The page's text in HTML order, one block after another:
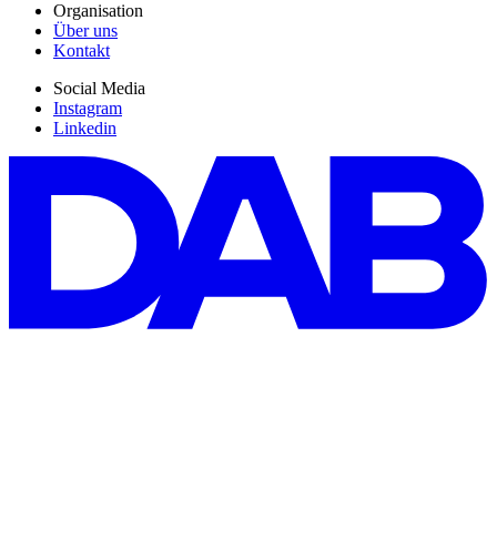
Organisation
Über uns
Kontakt
Social Media
Instagram
Linkedin